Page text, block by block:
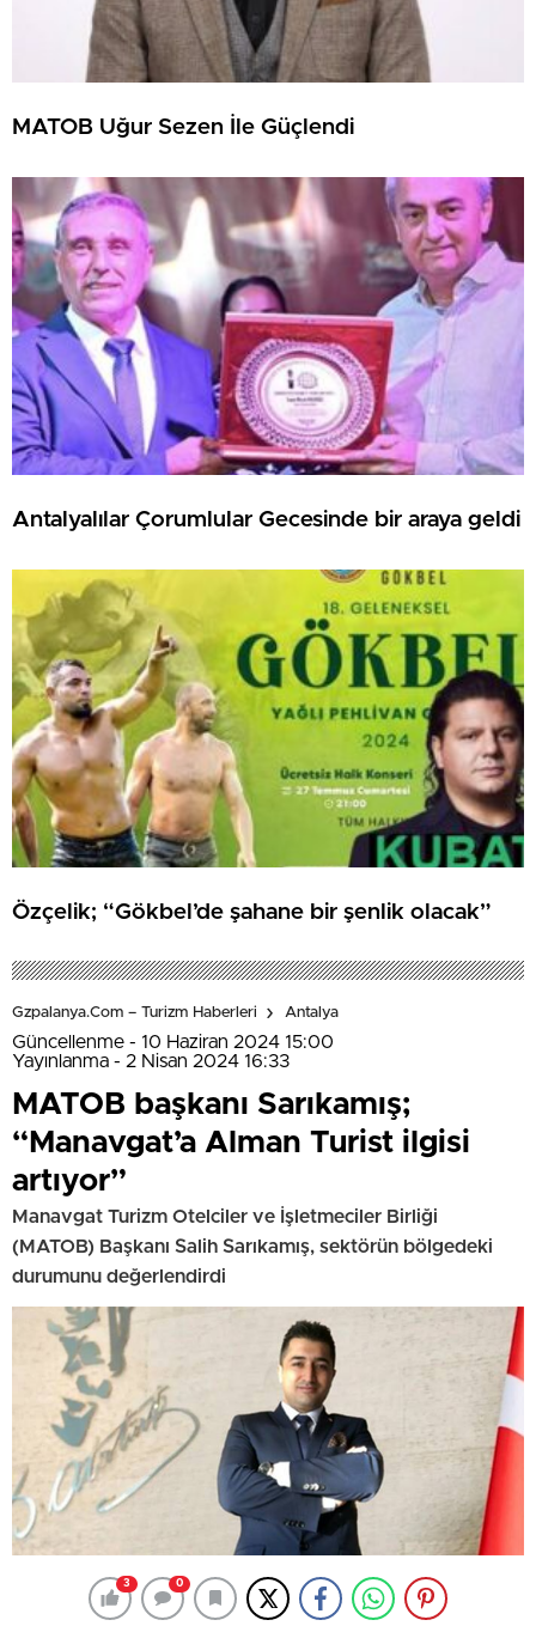
MATOB Uğur Sezen İle Güçlendi
Antalyalılar Çorumlular Gecesinde bir araya geldi
Özçelik; “Gökbel’de şahane bir şenlik olacak”
Gzpalanya.com – Turizm Haberleri Antalya
Güncellenme - 10 Haziran 2024 15:00
Yayınlanma - 2 Nisan 2024 16:33
MATOB başkanı Sarıkamış;
“Manavgat’a Alman Turist ilgisi
artıyor”
Manavgat Turizm Otelciler ve İşletmeciler Birliği
(MATOB) Başkanı Salih Sarıkamış, sektörün bölgedeki
durumunu değerlendirdi
3 0